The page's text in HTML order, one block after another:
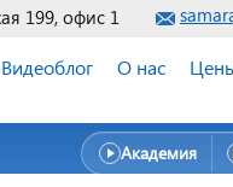
199, офис 1
Видеоблог О нас
Академия